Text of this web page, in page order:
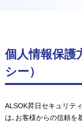
個人情報保護
シー）
ALSOK昇日セキュリテ
は､お客様からの信頼を